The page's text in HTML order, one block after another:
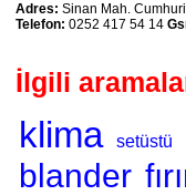
Adres: Sinan Mah.
Telefon: 0252 417 54 14
İlgili
klima setüstü
blander